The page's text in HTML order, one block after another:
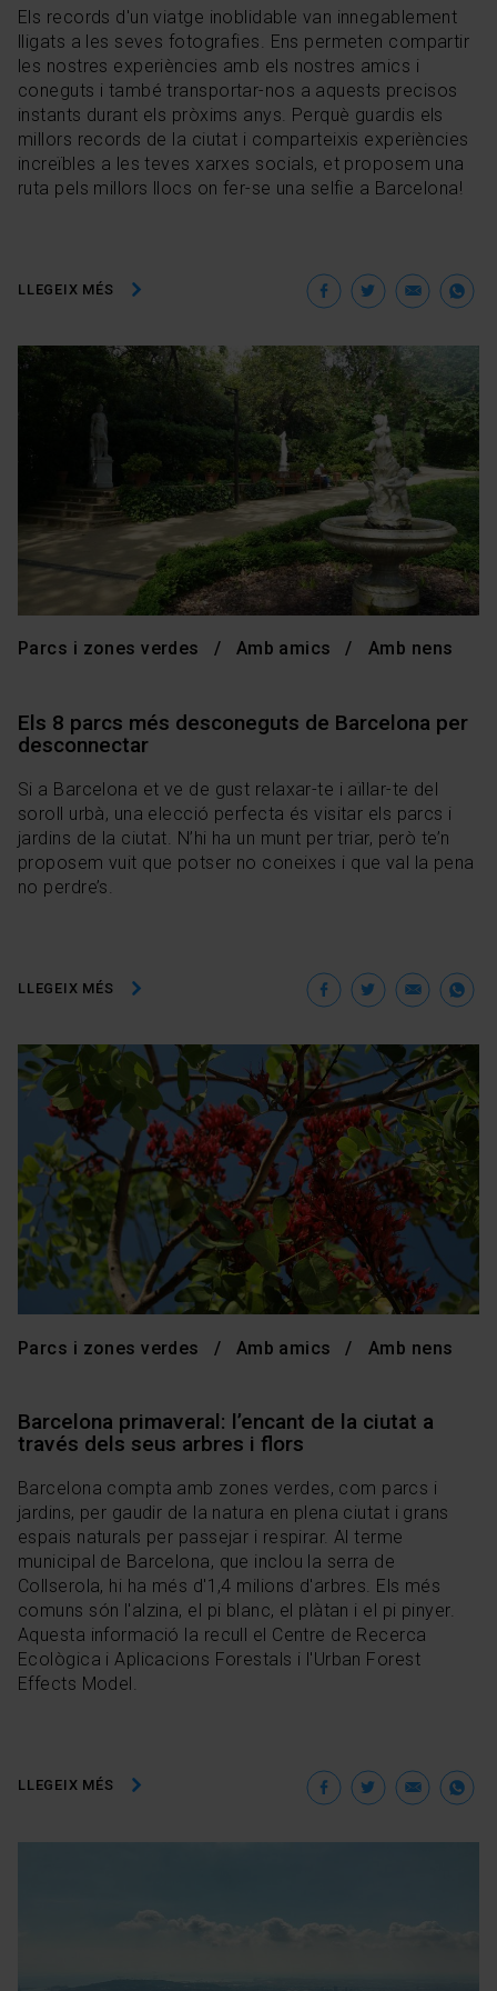
Els records d'un viatge inoblidable van innegablement
lligats a les seves fotografies. Ens permeten compartir
les nostres experiències amb els nostres amics i
coneguts i també transportar-nos a aquests precisos
instants durant els pròxims anys. Perquè guardis els
millors records de la ciutat i comparteixis experiències
increïbles a les teves xarxes socials, et proposem una
ruta pels millors llocs on fer-se una selfie a Barcelona!
LLEGEIX MÉS Facebook
Twitter
Parcs i zones verdes Amb amics Amb nens
Els 8 parcs més desconeguts de Barcelona per
desconnectar
Si a Barcelona et ve de gust relaxar-te i aïllar-te del
soroll urbà, una elecció perfecta és visitar els parcs i
jardins de la ciutat. N’hi ha un munt per triar, però te’n
proposem vuit que potser no coneixes i que val la pena
no perdre’s.
LLEGEIX MÉS Facebook
Twitter
Parcs i zones verdes Amb amics Amb nens
Barcelona primaveral: l’encant de la ciutat a
través dels seus arbres i flors
Barcelona compta amb zones verdes, com parcs i
jardins, per gaudir de la natura en plena ciutat i grans
espais naturals per passejar i respirar. Al terme
municipal de Barcelona, que inclou la serra de
Collserola, hi ha més d'1,4 milions d'arbres. Els més
comuns són l'alzina, el pi blanc, el plàtan i el pi pinyer.
Aquesta informació la recull el Centre de Recerca
Ecològica i Aplicacions Forestals i l'Urban Forest
Effects Model.
LLEGEIX MÉS Facebook
Twitter